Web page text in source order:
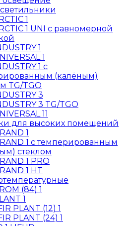
1
1 UNI c равномерной
1
1
1 c
(калёным)
TG/TGO
3
3 TG/TGO
11
для высоких помещений
1
1 с темперированным
стеклом
1 PRO
1 HT
(84) 1
1
PLANT (12) 1
PLANT (24) 1